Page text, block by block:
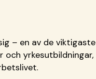
– en av de viktigaste
och yrkesutbildningar,